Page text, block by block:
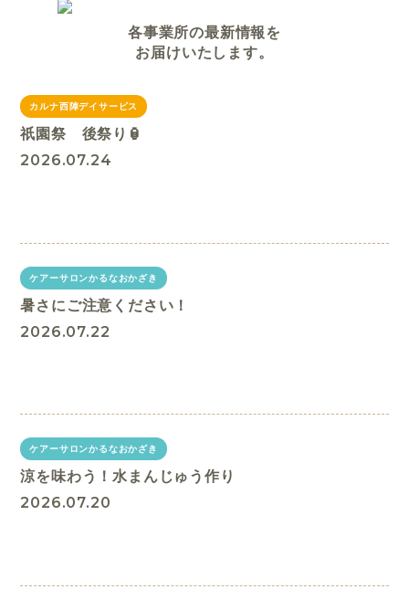
各事業所の最新情報を
お届けいたします。
カルナ西陣デイサービス
祇園祭 後祭り🏮
2026.07.24
ケアーサロンかるなおかざき
暑さにご注意ください！
2026.07.22
ケアーサロンかるなおかざき
涼を味わう！水まんじゅう作り
2026.07.20